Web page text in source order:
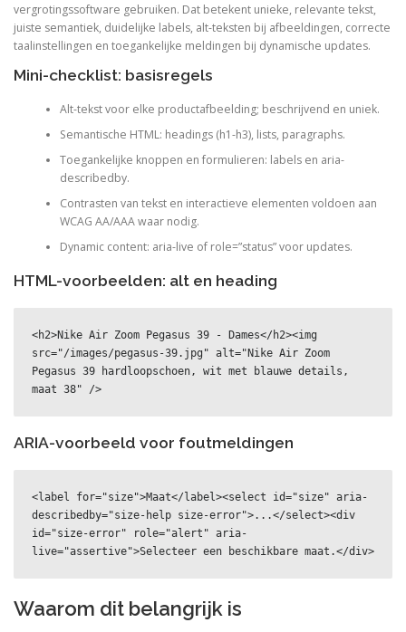
vergrotingssoftware gebruiken. Dat betekent unieke, relevante tekst,
juiste semantiek, duidelijke labels, alt-teksten bij afbeeldingen, correcte
taalinstellingen en toegankelijke meldingen bij dynamische updates.
Mini-checklist: basisregels
Alt-tekst voor elke productafbeelding; beschrijvend en uniek.
Semantische HTML: headings (h1-h3), lists, paragraphs.
Toegankelijke knoppen en formulieren: labels en aria-
describedby.
Contrasten van tekst en interactieve elementen voldoen aan
WCAG AA/AAA waar nodig.
Dynamic content: aria-live of role=”status” voor updates.
HTML-voorbeelden: alt en heading
<h2>Nike Air Zoom Pegasus 39 - Dames</h2><img
src="/images/pegasus-39.jpg" alt="Nike Air Zoom
Pegasus 39 hardloopschoen, wit met blauwe details,
maat 38" />
ARIA-voorbeeld voor foutmeldingen
<label for="size">Maat</label><select id="size" aria-
describedby="size-help size-error">...</select><div
id="size-error" role="alert" aria-
live="assertive">Selecteer een beschikbare maat.</div>
Waarom dit belangrijk is